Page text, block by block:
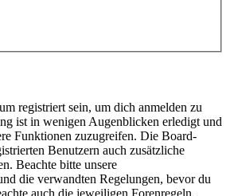
registriert sein, um dich anmelden zu
ist in wenigen Augenblicken erledigt und
Funktionen zuzugreifen. Die Board-
Benutzern auch zusätzliche
Beachte bitte unsere
die verwandten Regelungen, bevor du
auch die jeweiligen Forenregeln,